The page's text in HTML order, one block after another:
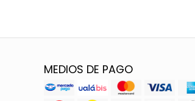
MEDIOS DE PAGO